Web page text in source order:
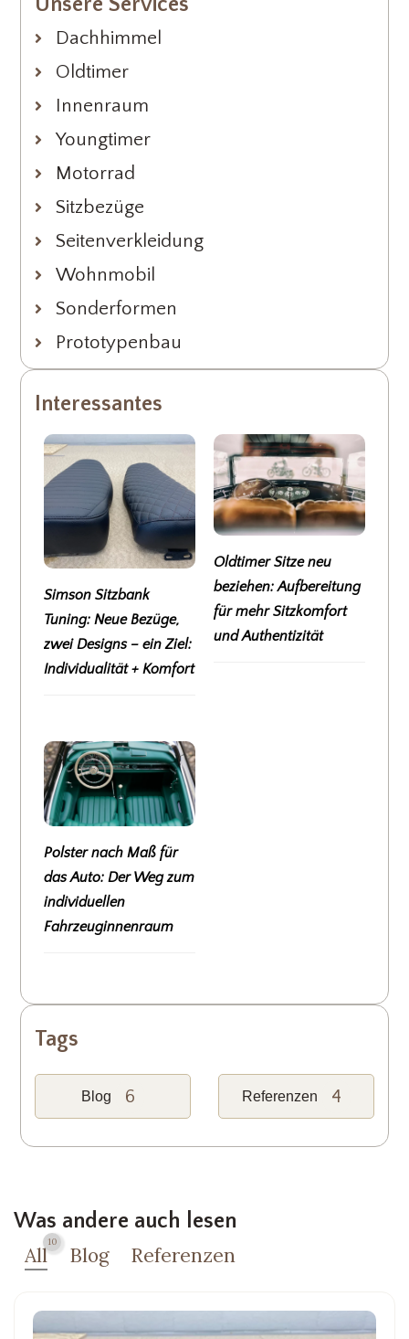
Unsere Services
Dachhimmel
Oldtimer
Innenraum
Youngtimer
Motorrad
Sitzbezüge
Seitenverkleidung
Wohnmobil
Sonderformen
Prototypenbau
Interessantes
Simson Sitzbank
Tuning: Neue Bezüge,
zwei Designs – ein Ziel:
Individualität + Komfort
Oldtimer Sitze neu
beziehen: Aufbereitung
für mehr Sitzkomfort
und Authentizität
Polster nach Maß für
das Auto: Der Weg zum
individuellen
Fahrzeuginnenraum
Tags
Blog 6 Referenzen 4
Was andere auch lesen
All
10
Blog Referenzen